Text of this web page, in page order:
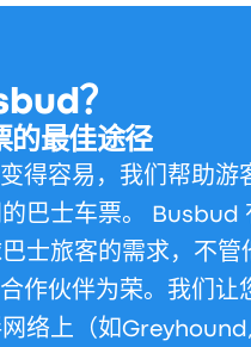
？
的最佳途径
得容易，我们帮助游
巴士车票。 Busbud
士旅客的需求，不管
作伙伴为荣。我们让
络上（如